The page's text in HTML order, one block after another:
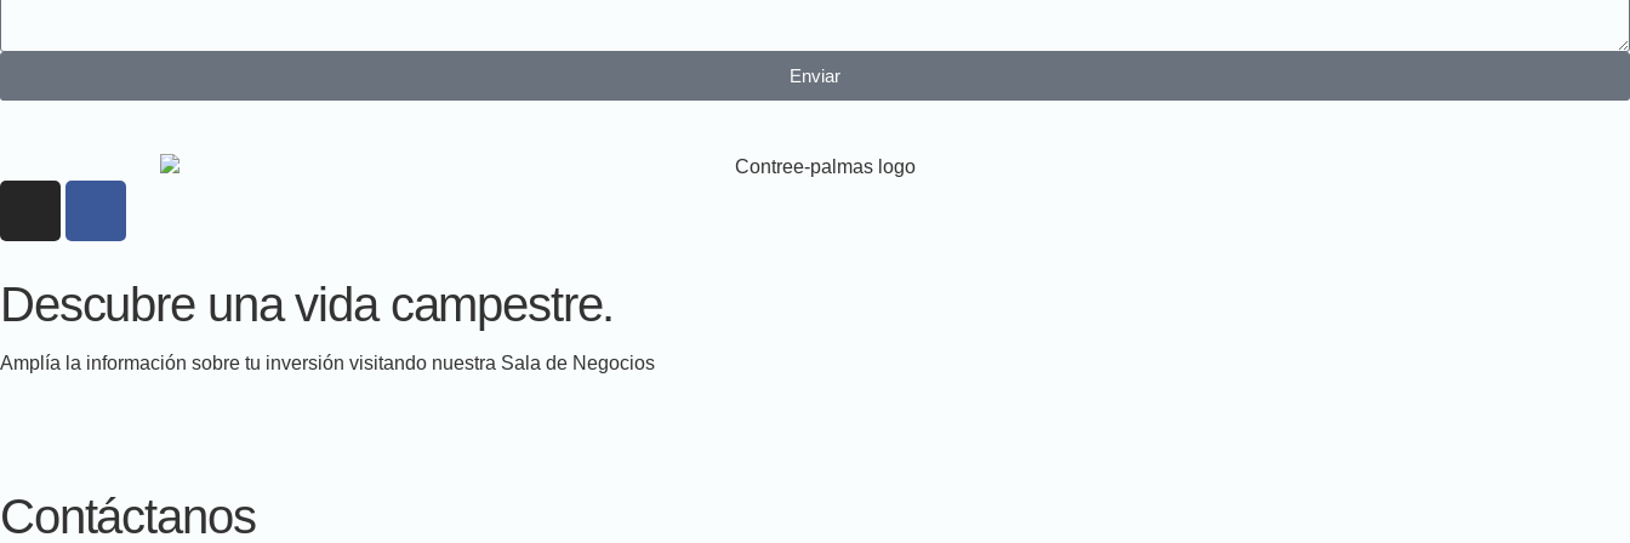
Enviar
Descubre una vida campestre.
Amplía la información sobre tu inversión visitando nuestra Sala de Negocios
Contáctanos